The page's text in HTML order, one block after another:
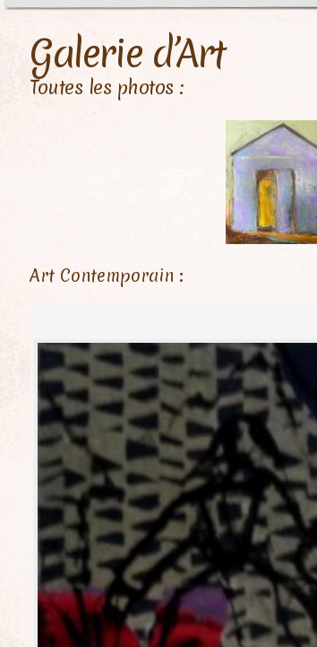
Galerie d’Art
Toutes les photos :
Art Contemporain :